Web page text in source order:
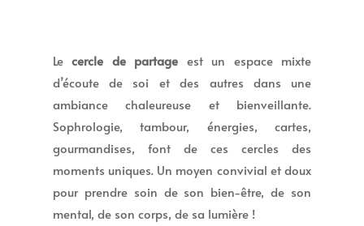
Lecercle de partage est un espace mixte
d’écoute de soi et des autres dans une
ambiance chaleureuse et bienveillante.
Sophrologie, tambour, énergies, cartes,
gourmandises, font de ces cercles des
moments uniques. Un moyen convivial et doux
pour prendre soin de son bien-être, de son
mental, de son corps, de sa lumière !